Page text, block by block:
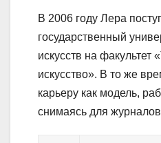
В 2006 году Лера
государственный
искусств на факультет
искусство». В то же
карьеру как модель,
снимаясь для